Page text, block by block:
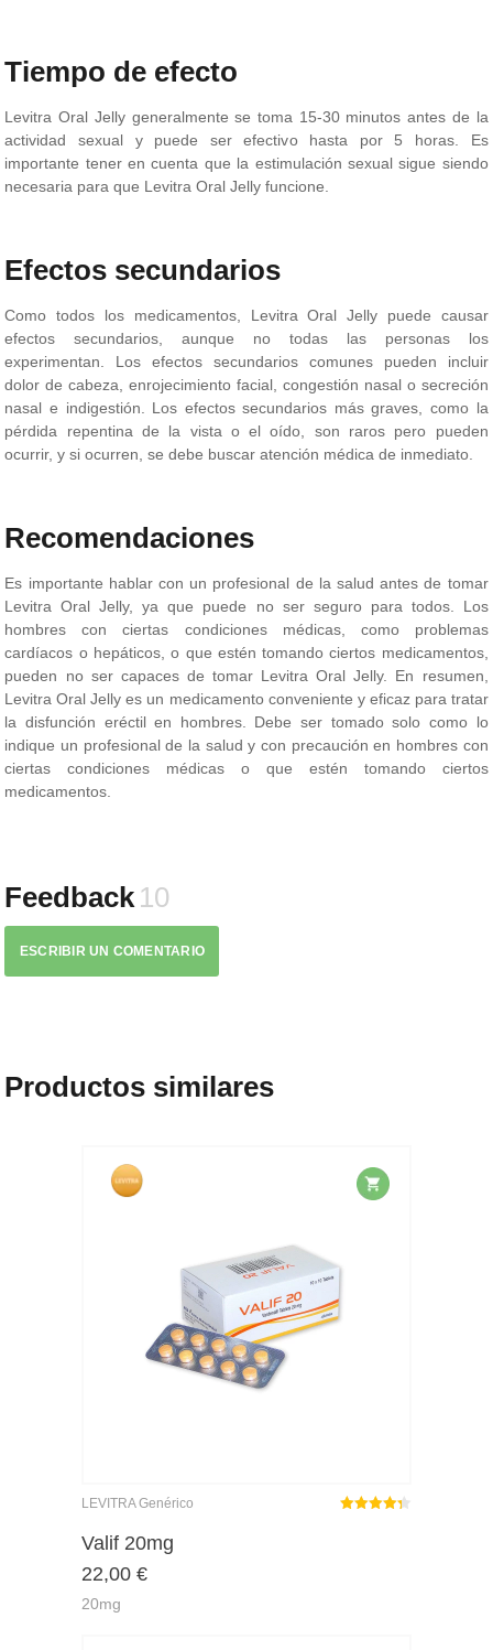
Tiempo de efecto
Levitra Oral Jelly generalmente se toma 15-30 minutos antes de la
actividad sexual y puede ser efectivo hasta por 5 horas. Es
importante tener en cuenta que la estimulación sexual sigue siendo
necesaria para que Levitra Oral Jelly funcione.
Efectos secundarios
Como todos los medicamentos, Levitra Oral Jelly puede causar
efectos secundarios, aunque no todas las personas los
experimentan. Los efectos secundarios comunes pueden incluir
dolor de cabeza, enrojecimiento facial, congestión nasal o secreción
nasal e indigestión. Los efectos secundarios más graves, como la
pérdida repentina de la vista o el oído, son raros pero pueden
ocurrir, y si ocurren, se debe buscar atención médica de inmediato.
Recomendaciones
Es importante hablar con un profesional de la salud antes de tomar
Levitra Oral Jelly, ya que puede no ser seguro para todos. Los
hombres con ciertas condiciones médicas, como problemas
cardíacos o hepáticos, o que estén tomando ciertos medicamentos,
pueden no ser capaces de tomar Levitra Oral Jelly. En resumen,
Levitra Oral Jelly es un medicamento conveniente y eficaz para tratar
la disfunción eréctil en hombres. Debe ser tomado solo como lo
indique un profesional de la salud y con precaución en hombres con
ciertas condiciones médicas o que estén tomando ciertos
medicamentos.
Feedback10
ESCRIBIR UN COMENTARIO
Productos similares
LEVITRA Genérico
Valif 20mg
22,00 €
20mg